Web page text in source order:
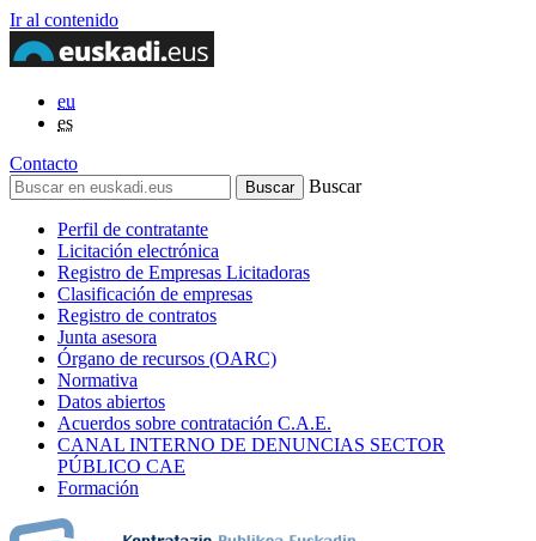
Ir al contenido
eu
es
Contacto
Buscar
Perfil de contratante
Licitación electrónica
Registro de Empresas Licitadoras
Clasificación de empresas
Registro de contratos
Junta asesora
Órgano de recursos (OARC)
Normativa
Datos abiertos
Acuerdos sobre contratación C.A.E.
CANAL INTERNO DE DENUNCIAS SECTOR
PÚBLICO CAE
Formación